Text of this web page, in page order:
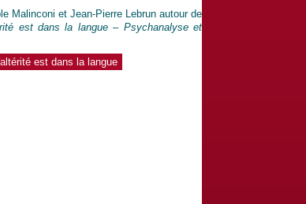
Malinconi et Jean-Pierre Lebrun autour de
est dans la langue – Psychanalyse et
est dans la langue